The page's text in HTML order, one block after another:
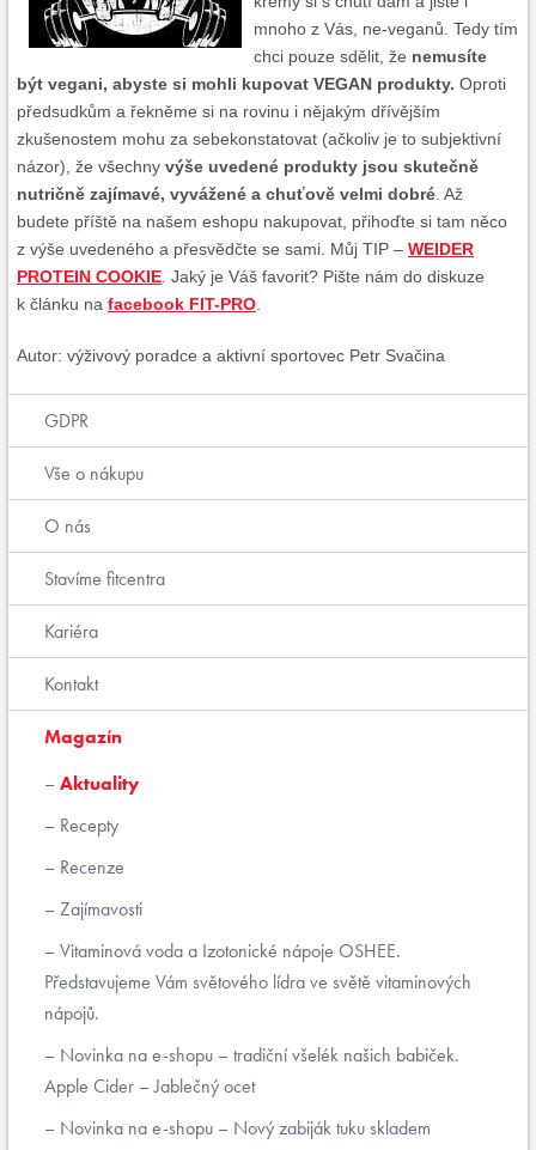
mnoho z Vás, ne-veganů. Tedy tím
chci pouze sdělit, že nemusíte
být vegani, abyste si mohli kupovat VEGAN produkty. Oproti
předsudkům a řekněme si na rovinu i nějakým dřívějším
zkušenostem mohu za sebekonstatovat (ačkoliv je to subjektivní
názor), že všechny výše uvedené produkty jsou skutečně
nutričně zajímavé, vyvážené a chuťově velmi dobré . Až
budete příště na našem eshopu nakupovat, přihoďte si tam něco
z výše uvedeného a přesvědčte se sami. Můj TIP – WEIDER
PROTEIN COOKIE . Jaký je Váš favorit? Pište nám do diskuze
k článku na facebook FIT-PRO
Autor: výživový poradce a aktivní sportovec Petr Svačina
GDPR
Vše o nákupu
O nás
Stavíme fitcentra
Kariéra
Kontakt
Magazín
Aktuality
Recepty
Recenze
Zajímavosti
Vitaminová voda a Izotonické nápoje OSHEE.
Představujeme Vám světového lídra ve světě vitaminových
nápojů.
Novinka na e-shopu – tradiční všelék našich babiček.
Apple Cider – Jablečný ocet
Novinka na e-shopu – Nový zabiják tuku skladem